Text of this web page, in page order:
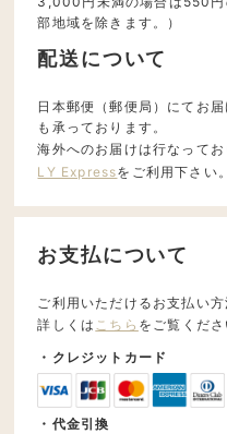
部地域を除きます。）
配送について
日本郵便（郵便局）にてお
も承っております。
海外へのお届けは行なって
LY Expressをご利用下さい。
お支払について
ご利用いただけるお支払い
詳しくは こちら をご覧くださ
・クレジットカード
・代金引換